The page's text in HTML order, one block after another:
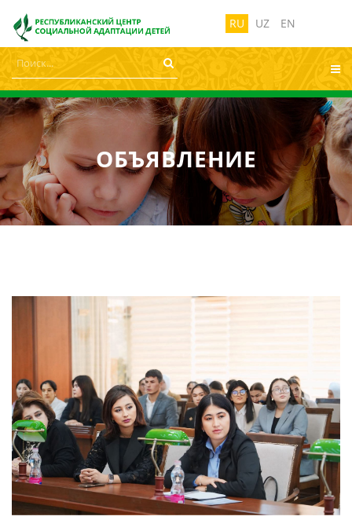
Вкл Изображения:Выкл
RU UZ EN
ОБЪЯВЛЕНИЕ